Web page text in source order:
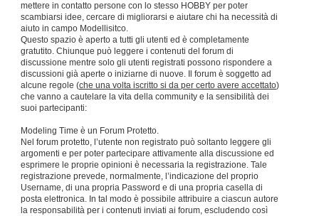
mettere in contatto persone con lo stesso HOBBY per poter
scambiarsi idee, cercare di migliorarsi e aiutare chi ha necessità di
aiuto in campo Modellisitco.
Questo spazio è aperto a tutti gli utenti ed è completamente
gratutito. Chiunque può leggere i contenuti del forum di
discussione mentre solo gli utenti registrati possono rispondere a
discussioni già aperte o iniziarne di nuove. Il forum è soggetto ad
alcune regole (che una volta iscritto si da per certo avere accettato)
che vanno a cautelare la vita della community e la sensibilità dei
suoi partecipanti:
Modeling Time è un Forum Protetto.
Nel forum protetto, l’utente non registrato può soltanto leggere gli
argomenti e per poter partecipare attivamente alla discussione ed
esprimere le proprie opinioni è necessaria la registrazione. Tale
registrazione prevede, normalmente, l’indicazione del proprio
Username, di una propria Password e di una propria casella di
posta elettronica. In tal modo è possibile attribuire a ciascun autore
la responsabilità per i contenuti inviati ai forum, escludendo così